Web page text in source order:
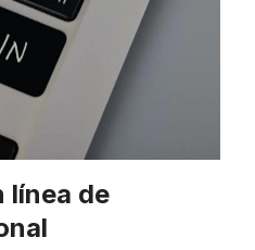
línea de